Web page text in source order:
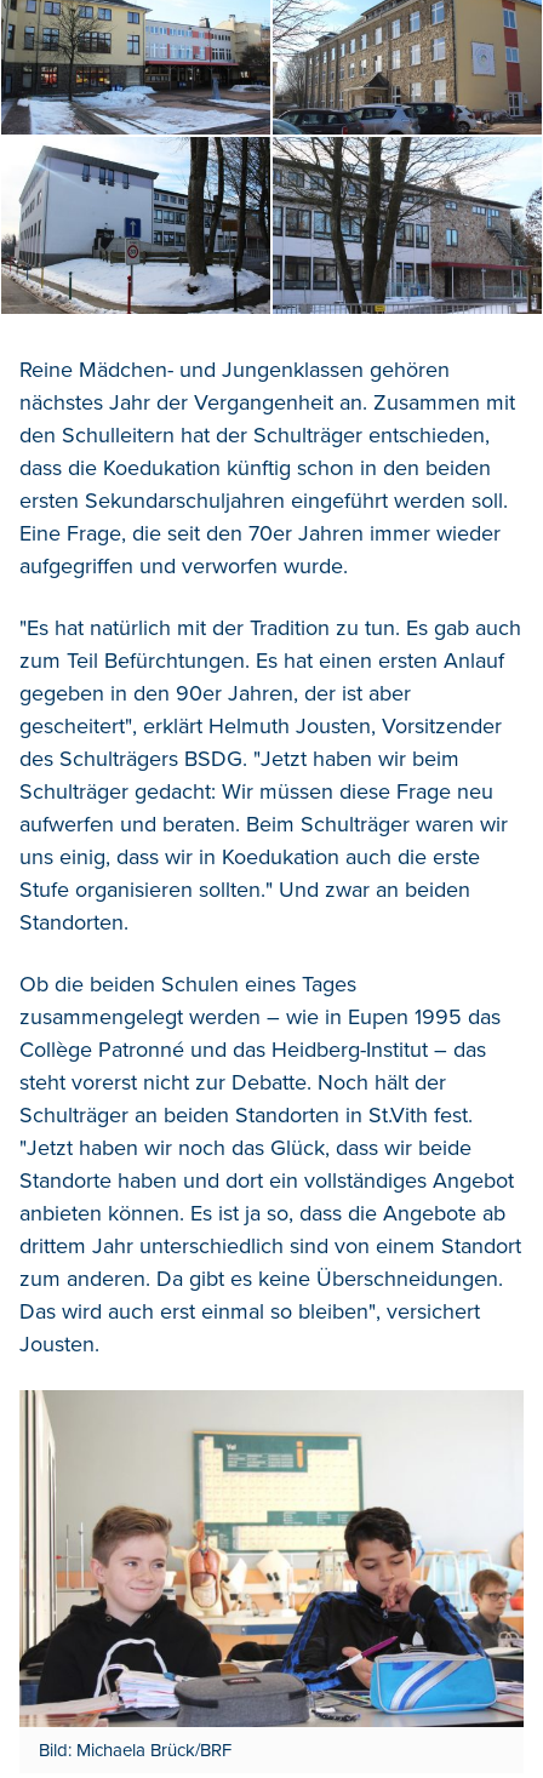
Reine Mädchen- und Jungenklassen gehören
nächstes Jahr der Vergangenheit an. Zusammen mit
den Schulleitern hat der Schulträger entschieden,
dass die Koedukation künftig schon in den beiden
ersten Sekundarschuljahren eingeführt werden soll.
Eine Frage, die seit den 70er Jahren immer wieder
aufgegriffen und verworfen wurde.
"Es hat natürlich mit der Tradition zu tun. Es gab auch
zum Teil Befürchtungen. Es hat einen ersten Anlauf
gegeben in den 90er Jahren, der ist aber
gescheitert", erklärt Helmuth Jousten, Vorsitzender
des Schulträgers BSDG. "Jetzt haben wir beim
Schulträger gedacht: Wir müssen diese Frage neu
aufwerfen und beraten. Beim Schulträger waren wir
uns einig, dass wir in Koedukation auch die erste
Stufe organisieren sollten." Und zwar an beiden
Standorten.
Ob die beiden Schulen eines Tages
zusammengelegt werden – wie in Eupen 1995 das
Collège Patronné und das Heidberg-Institut – das
steht vorerst nicht zur Debatte. Noch hält der
Schulträger an beiden Standorten in St.Vith fest.
"Jetzt haben wir noch das Glück, dass wir beide
Standorte haben und dort ein vollständiges Angebot
anbieten können. Es ist ja so, dass die Angebote ab
drittem Jahr unterschiedlich sind von einem Standort
zum anderen. Da gibt es keine Überschneidungen.
Das wird auch erst einmal so bleiben", versichert
Jousten.
Bild: Michaela Brück/BRF